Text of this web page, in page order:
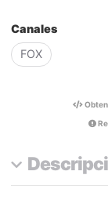
Canales
FOX